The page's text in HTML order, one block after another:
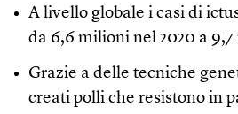
A livello globale i casi di
da 6,6 milioni nel 2020 a 9,7
Grazie a delle tecniche
creati polli che resistono in